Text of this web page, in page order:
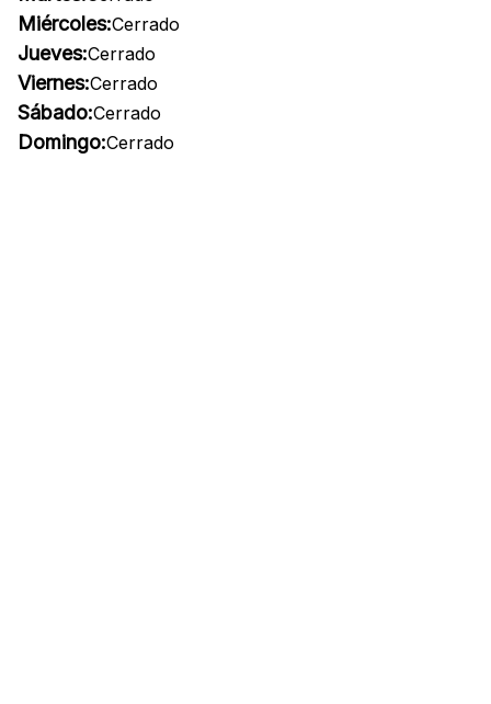
Miércoles:Cerrado
Jueves:Cerrado
Viernes:Cerrado
Sábado:Cerrado
Domingo:Cerrado